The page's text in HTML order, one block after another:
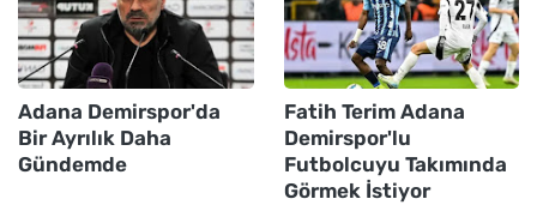
Adana Demirspor'da
Bir Ayrılık Daha
Gündemde
Fatih Terim Adana
Demirspor'lu
Futbolcuyu Takımında
Görmek İstiyor